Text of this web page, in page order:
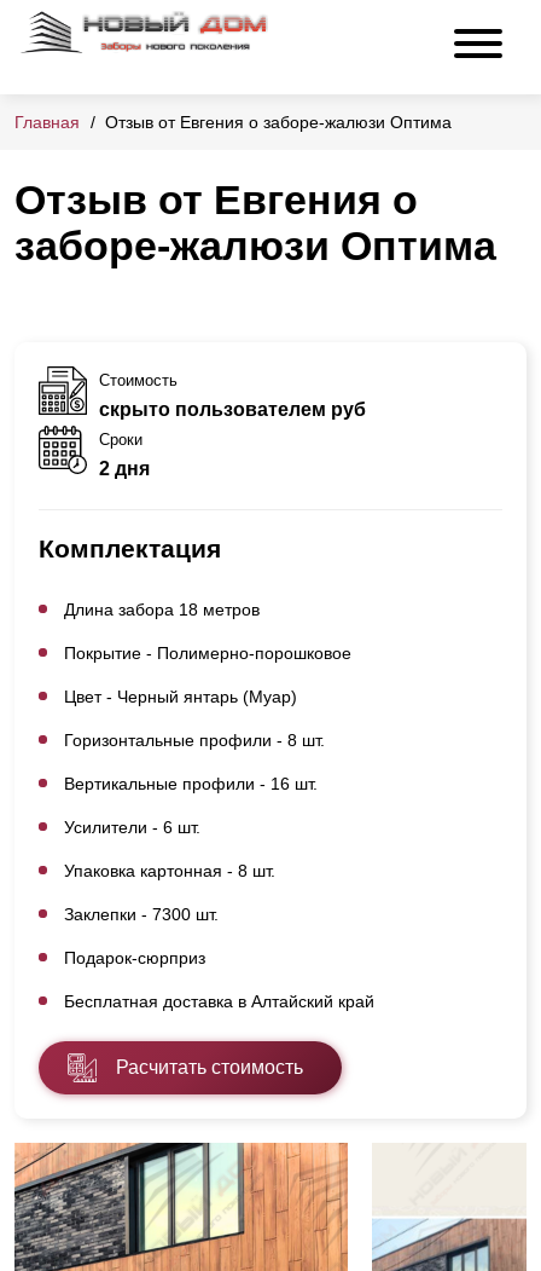
Главная Отзыв от Евгения о заборе-жалюзи Оптима
Отзыв от Евгения о
заборе-жалюзи Оптима
Стоимость
скрыто пользователем руб
Сроки
2 дня
Комплектация
Длина забора 18 метров
Покрытие - Полимерно-порошковое
Цвет - Черный янтарь (Муар)
Горизонтальные профили - 8 шт.
Вертикальные профили - 16 шт.
Усилители - 6 шт.
Упаковка картонная - 8 шт.
Заклепки - 7300 шт.
Подарок-сюрприз
Бесплатная доставка в Алтайский край
Расчитать стоимость